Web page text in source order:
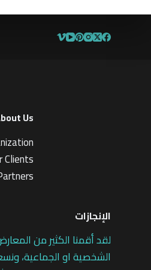
Us
Clients
الإنجازات
لقد أقمنا الكثير من
الشخصية او الجماعية،